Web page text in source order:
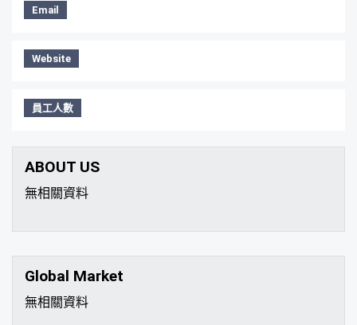
Email
Website
員工人數
ABOUT US
無相關資料
Global Market
無相關資料